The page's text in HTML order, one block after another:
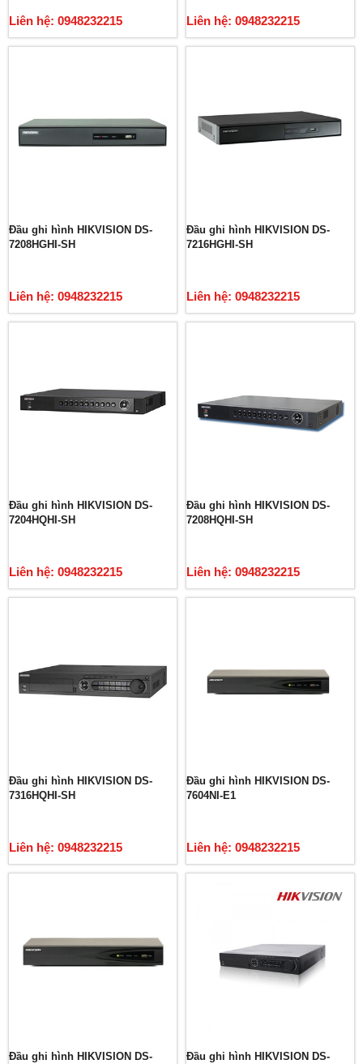
Liên hệ: 0948232215 Liên hệ: 0948232215
Đầu ghi hình HIKVISION DS-
7208HGHI-SH
Liên hệ: 0948232215
Đầu ghi hình HIKVISION DS-
7216HGHI-SH
Liên hệ: 0948232215
Đầu ghi hình HIKVISION DS-
7204HQHI-SH
Liên hệ: 0948232215
Đầu ghi hình HIKVISION DS-
7208HQHI-SH
Liên hệ: 0948232215
Đầu ghi hình HIKVISION DS-
7316HQHI-SH
Liên hệ: 0948232215
Đầu ghi hình HIKVISION DS-
7604NI-E1
Liên hệ: 0948232215
Đầu ghi hình HIKVISION DS-
Đầu ghi hình HIKVISION DS-